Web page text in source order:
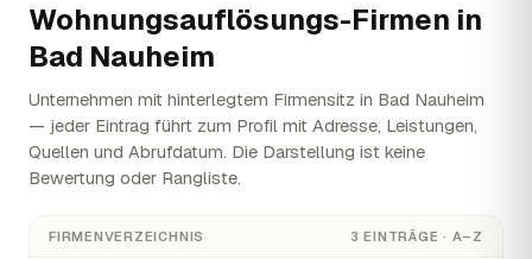
Wohnungsauflösungs-Firmen in
Bad Nauheim
Unternehmen mit hinterlegtem Firmensitz in Bad Nauheim
— jeder Eintrag führt zum Profil mit Adresse, Leistungen,
Quellen und Abrufdatum. Die Darstellung ist keine
Bewertung oder Rangliste.
FIRMENVERZEICHNIS 3 EINTRÄGE · A–Z